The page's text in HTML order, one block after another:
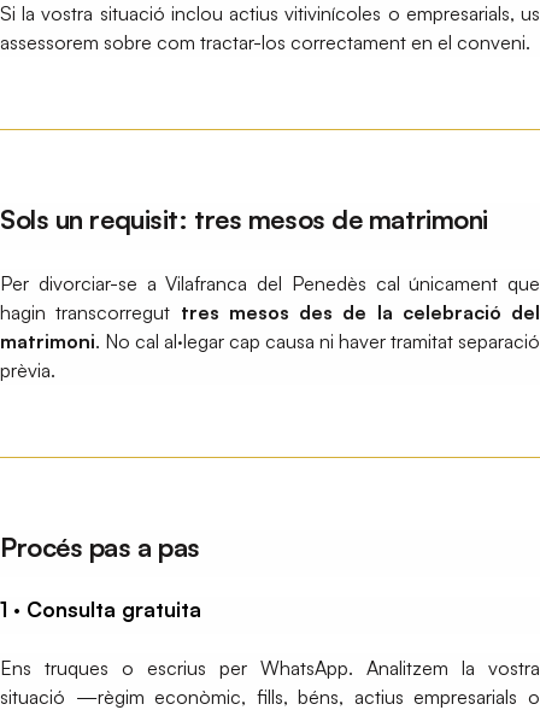
Si la vostra situació inclou actius vitivinícoles o empresarials, us
assessorem sobre com tractar-los correctament en el conveni.
Sols un requisit: tres mesos de matrimoni
Per divorciar-se a Vilafranca del Penedès cal únicament que
hagin transcorregut tres mesos des de la celebració del
matrimoni. No cal al·legar cap causa ni haver tramitat separació
prèvia.
Procés pas a pas
1 · Consulta gratuita
Ens truques o escrius per WhatsApp. Analitzem la vostra
situació —règim econòmic, fills, béns, actius empresarials o